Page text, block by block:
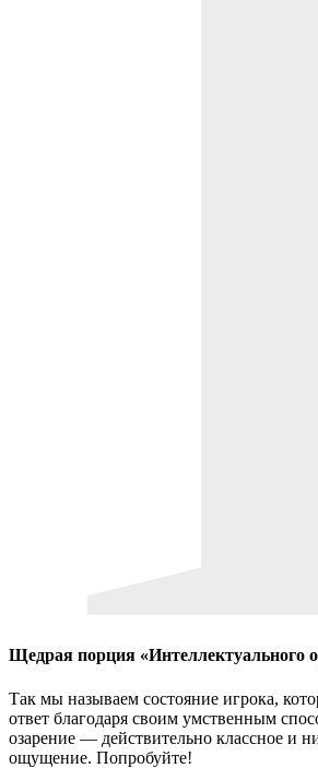
Щедрая порция «Интеллектуального
Так мы называем состояние игрока,
ответ благодаря своим умственным
озарение — действительно классное и
ощущение. Попробуйте!